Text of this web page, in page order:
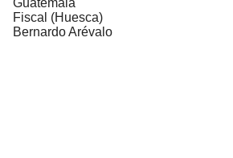
Fiscal (Huesca)
Bernardo Arévalo